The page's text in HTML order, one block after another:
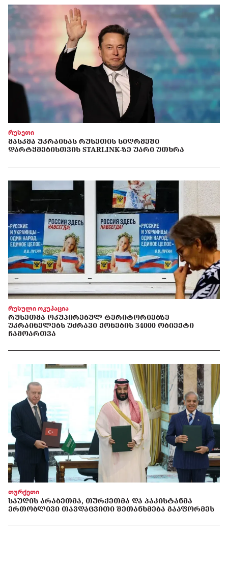
რუსეთი
ᲛᲐᲡᲙᲛᲐ ᲣᲙᲠᲐᲘᲜᲐᲡ ᲠᲣᲡᲔᲗᲘᲡ ᲡᲘᲦᲠᲛᲔᲨᲘ
ᲓᲐᲠᲢᲧᲛᲔᲑᲘᲡᲗᲕᲘᲡ STARLINK-ᲖᲔ ᲣᲐᲠᲘ ᲣᲗᲮᲠᲐ
რუსული ოკუპაცია
ᲠᲣᲡᲔᲗᲛᲐ ᲝᲙᲣᲞᲘᲠᲔᲑᲣᲚ ᲢᲔᲠᲘᲢᲝᲠᲘᲔᲑᲖᲔ
ᲣᲙᲠᲐᲘᲜᲔᲚᲔᲑᲡ ᲣᲫᲠᲐᲕᲘ ᲥᲝᲜᲔᲑᲘᲡ 34000 ᲝᲑᲘᲔᲥᲢᲘ
ᲩᲐᲛᲝᲐᲠᲗᲕᲐ
თურქეთი
ᲡᲐᲣᲓᲘᲡ ᲐᲠᲐᲑᲔᲗᲛᲐ, ᲗᲣᲠᲥᲔᲗᲛᲐ ᲓᲐ ᲞᲐᲙᲘᲡᲢᲐᲜᲛᲐ
ᲔᲠᲗᲝᲑᲚᲘᲕᲘ ᲗᲐᲕᲓᲐᲪᲕᲘᲗᲘ ᲨᲔᲗᲐᲜᲮᲛᲔᲑᲐ ᲒᲐᲐᲤᲝᲠᲛᲔᲡ